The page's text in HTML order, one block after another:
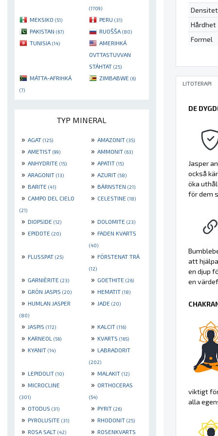
(1709)
MEKSIKO (51) PERU (31)
PAKISTAN (67) RUOŠŠA (80)
TUNISIA (14)
AMERIHKÁ
OVTTASTUVVAN
STÁHTAT (25)
MÁTTA-AFRIHKÁ
(7)
ZIMBABWE (6)
TYP MINERAL
» AGAT (125) » AMAZONIT (35)
» AMETIST (99) » AMMONIT (63)
» ANHYDRITE (15) » APATIT (15)
» ARAGONIT (13) » AZURIT (58)
» BARITE (41) » BÄRNSTEN (21)
» CAMPO DEL CIELO
(21)
» CELESTINE (18)
» DIOPSIDE (12) » DOLOMITE (23)
» EPIDOTE (20) » FADEN KVARTS
(40)
» FLUSSPAT (25) » FÖRSTENAT TRÄ
(12)
» GARNIÈRITE (23) » GOETHITE (26)
» GRÖN JASPIS (20) » HEMATIT (18)
» HUMLAN JASPER
(80)
» JADE (20)
» JASPIS (172) » KALCIT (116)
» KARNEOL (56) » KVARTS (165)
» KYANIT (14) » LABRADORIT
(202)
» LEPIDOLIT (10) » MALAKIT (12)
» MICROCLINE
(301)
» ORTHOCERAS
(54)
» OTODUS (31) » PYRIT (26)
» PYROLUSITE (31) » RHODONIT (25)
» ROSA SALT (42) » ROSENKVARTS
Densitet
Hårdhet
Formel
LITOTERAPI
DE
Jasper
också
öka
för dem
att
en djup
en
viktigt
alla